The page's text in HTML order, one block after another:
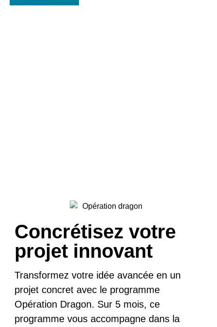
Concrétisez votre
projet innovant
Transformez votre idée avancée en un
projet concret avec le programme
Opération Dragon. Sur 5 mois, ce
programme vous accompagne dans la